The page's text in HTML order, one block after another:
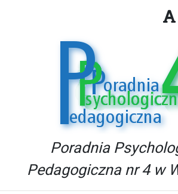
Poradnia
Pedagogiczna nr 4 w